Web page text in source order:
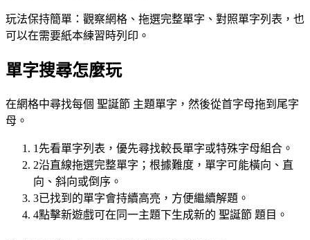
玩法保持簡單：觀察網格、拖選完整單字、對照單字列表，也
可以在需要紙本練習時列印。
單字搜尋怎麼玩
在網格中尋找每個 聖誕節 主題單字，然後從首字母拖到尾字
母。
1 先看單字列表，優先尋找較長單字或特殊字母組合。
2沿直線拖選完整單字；根據難度，單字可能橫向、直
向、斜向或倒序。
3已找到的單字會持續高亮，方便繼續解題。
4點擊新遊戲可在同一主題下生成新的 聖誕節 題目。